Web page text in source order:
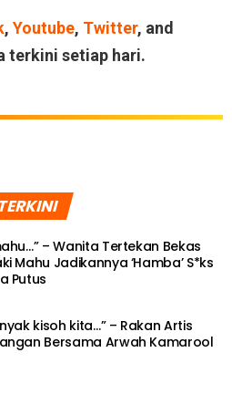
, Youtube, Twitter, and
terkini setiap hari.
TERKINI
– Wanita Tertekan Bekas
Mahu Jadikannya ‘Hamba’ S*ks
Putus
kisoh kita…” – Rakan Artis
Bersama Arwah Kamarool